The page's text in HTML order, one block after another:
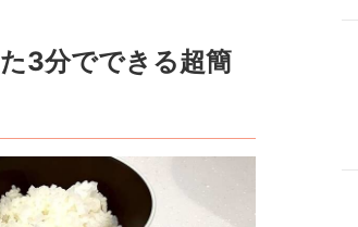
3分でできる超簡